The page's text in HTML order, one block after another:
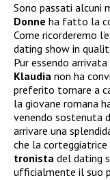
Sono passati alcuni
Donne ha fatto la
Come ricorderemo
dating show in
Pur essendo
Klaudia non ha
preferito tornare a
la giovane romana
venendo sostenuta
arrivare una
che la
tronista del dating
ufficialmente il suo